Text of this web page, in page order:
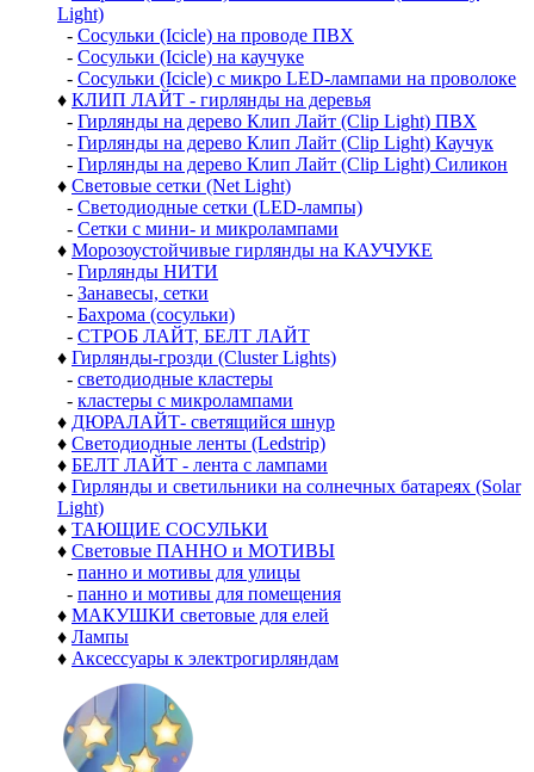
Light)
- Сосульки (Icicle) на проводе ПВХ
- Сосульки (Icicle) на каучуке
- Сосульки (Icicle) с микро LED-лампами на проволоке
♦ КЛИП ЛАЙТ - гирлянды на деревья
- Гирлянды на дерево Клип Лайт (Clip Light) ПВХ
- Гирлянды на дерево Клип Лайт (Clip Light) Каучук
- Гирлянды на дерево Клип Лайт (Clip Light) Силикон
♦ Световые сетки (Net Light)
- Светодиодные сетки (LED-лампы)
- Сетки с мини- и микролампами
♦ Морозоустойчивые гирлянды на КАУЧУКЕ
- Гирлянды НИТИ
- Занавесы, сетки
- Бахрома (сосульки)
- СТРОБ ЛАЙТ, БЕЛТ ЛАЙТ
♦ Гирлянды-грозди (Cluster Lights)
- светодиодные кластеры
- кластеры с микролампами
♦ ДЮРАЛАЙТ- светящийся шнур
♦ Светодиодные ленты (Ledstrip)
♦ БЕЛТ ЛАЙТ - лента с лампами
♦ Гирлянды и светильники на солнечных батареях (Solar
Light)
♦ ТАЮЩИЕ СОСУЛЬКИ
♦ Световые ПАННО и МОТИВЫ
- панно и мотивы для улицы
- панно и мотивы для помещения
♦ МАКУШКИ световые для елей
♦ Лампы
♦ Аксессуары к электрогирляндам